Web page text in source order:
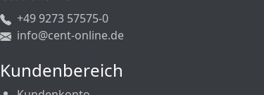
+49 9273 57575-0
info@cent-online.de
Kundenbereich